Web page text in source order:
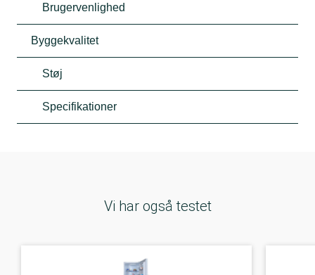
Brugervenlighed
Byggekvalitet
Støj
Specifikationer
Vi har også testet